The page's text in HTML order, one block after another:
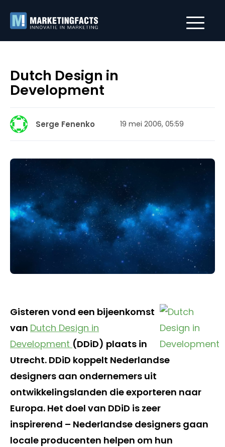
Dutch Design in
Development
Serge Fenenko 19 mei 2006, 05:59
Gisteren vond een bijeenkomst
van Dutch Design in
Development (DDiD) plaats in
Utrecht. DDiD koppelt Nederlandse
designers aan ondernemers uit
ontwikkelingslanden die exporteren naar
Europa. Het doel van DDiD is zeer
inspirerend – Nederlandse designers gaan
locale producenten helpen om hun